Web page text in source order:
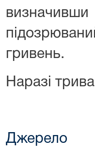
визначивши
гривень.
Наразі
Джерело